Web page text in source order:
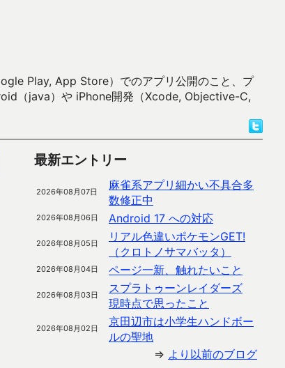
Play, App Store）でのアプリ公開のこと、プ
（java）や iPhone開発（Xcode, Objective-C,
最新エントリー
2026年08月07日
麻雀系アプリ細かい不具合多
数修正中
2026年08月06日 Android 17 への対応
2026年08月05日
リアル色違いポケモンGET!
（クロトノサマバッタ）
2026年08月04日 ページ一新、触れたいこと
2026年08月03日
スプラトゥーンレイダーズ
現時点で思ったこと
2026年08月02日
京田辺市は小学生ハンドボー
ルの聖地
⇒ より以前のブログ